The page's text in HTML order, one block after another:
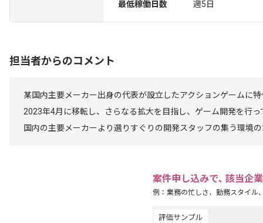
最低稼働日数
週5日
担当者からのコメント
某国内主要メーカー出身の代表が設立したアクションゲームに
2023年4月に移転し、さらなる拡大を目指し、ゲーム開発を行っ
国内の主要メーカーより選りすぐりの開発スタッフの集う環境
案件申し込みで､ 該当企
例：業務の忙しさ、勤務スタイル